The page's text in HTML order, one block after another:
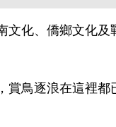
文化、僑鄉文化及
鳥逐浪在這裡都